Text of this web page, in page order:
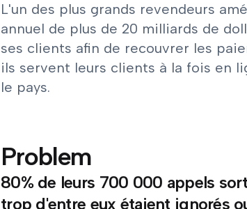
L'un des plus grands revendeurs
annuel de plus de 20 milliards de
ses clients afin de recouvrer les
ils servent leurs clients à la fois en
le pays.
Problem
80% de leurs 700 000 appels
trop d'entre eux étaient ignorés